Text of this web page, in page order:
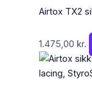
Airtox TX2
1.475,00 kr.